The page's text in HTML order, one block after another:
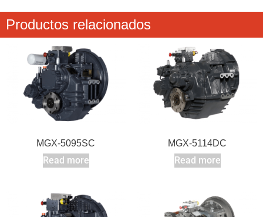
Productos relacionados
MGX-5095SC
Read more
MGX-5114DC
Read more